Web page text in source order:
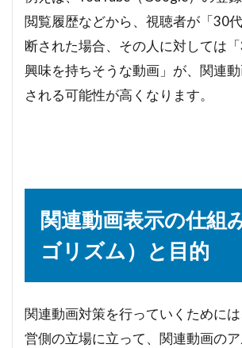
閲覧履歴などから、視聴者が「30
断された場合、その人に対しては
興味を持ちそうな動画」が、関連
される可能性が高くなります。
関連動画表示の仕組
ゴリズム）と目的
関連動画対策を行っていくために
営側の立場に立って、関連動画の